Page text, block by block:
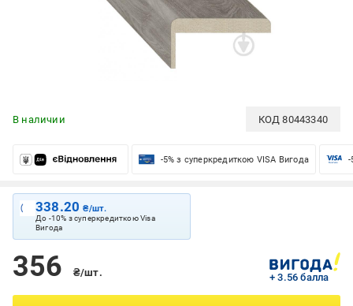
В наличии КОД80443340
-5% з суперкредиткою VISA Вигода -
338.20₴/шт.
До -10% з суперкредиткою Visa
Вигода
356 ₴/шт. + 3.56 балла